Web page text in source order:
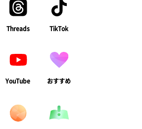
Threads TikTok
YouTube おすすめ